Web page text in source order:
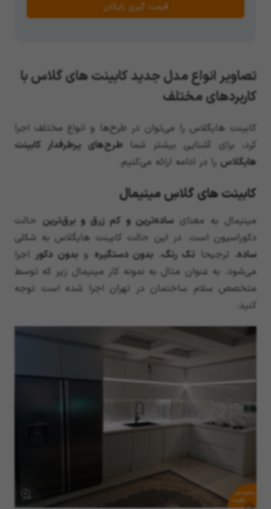
قیمت گیریِ رایگان
تصاویر انواع مدل جدید کابینت های گلاس با
کاربردهای مختلف
کابینت هایگلاس را می‌توان در طرح‌ها و انواع مختلف اجرا
کرد، برای آشنایی بیشتر شماطرح‌های پرطرفدار کابینت
هایگلاس را در ادامه ارائه می‌کنیم.
کابینت های گلاسِ مینیمال
مینیمال به معنای ساده‌ترین و کم زرق و برق‌ترین حالت
دکوراسیون است. در این حالت کابینت هایگلاس به شکلی
ساده، ترجیحا تک رنگ بدون دستگیره وبدون دکور اجرا
می‌شود. به عنوان مثال به نمونه کار مینیمال زیر که توسط
متخصص سلام ساختمان در تهران اجرا شده است توجه
کنید:
سفارش این
کابینت